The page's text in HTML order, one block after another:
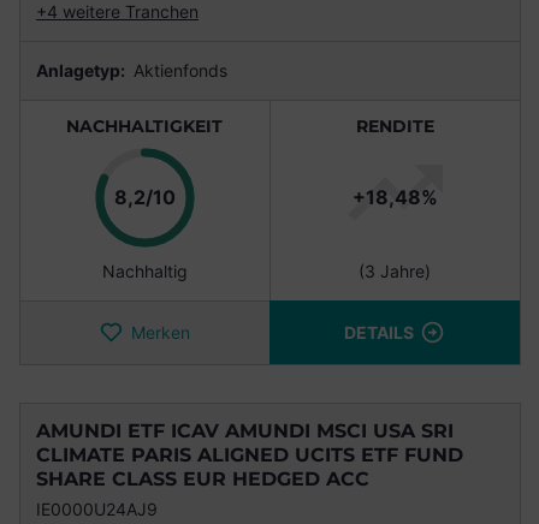
+4 weitere Tranchen
Anlagetyp: Aktienfonds
NACHHALTIGKEIT
8,2/10Punkte
Nachhaltig
RENDITE
+18,48%
(3 Jahre)
Merken DETAILS
AMUNDI ETF ICAV AMUNDI MSCI USA SRI
CLIMATE PARIS ALIGNED UCITS ETF FUND
SHARE CLASS EUR HEDGED ACC
IE0000U24AJ9